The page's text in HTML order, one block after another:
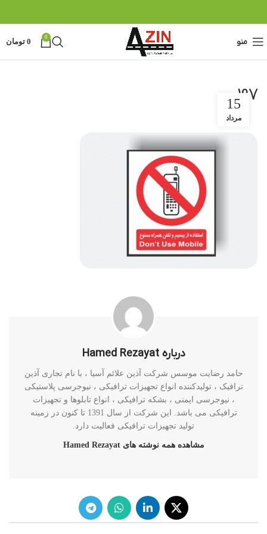
منو 0
0 تومان
197
15
مرداد
درباره Hamed Rezayat
حامد رضایت موسس شرکت آذین علائم آسیا ، با نام تجاری آذین
ترافیک ، تولیدکننده انواع تجهیزات ترافیکی ، نیوجرسی پلاستیکی
، نیوجرسی ایمنی ، بشکه ترافیکی ، انواع تابلوها و تجهیزات
ترافیکی می باشد. این شرکت از سال 1391 تا کنون در زمینه
تولید تجهیزات ترافیکی فعالیت دارد.
مشاهده همه نوشته های Hamed Rezayat